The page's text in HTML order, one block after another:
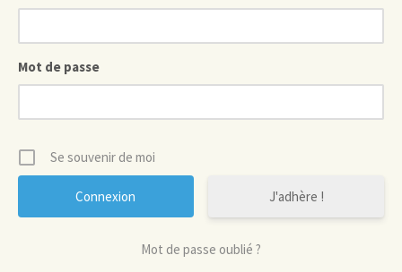
Mot de passe
Se souvenir de moi
J'adhère !
Mot de passe oublié ?